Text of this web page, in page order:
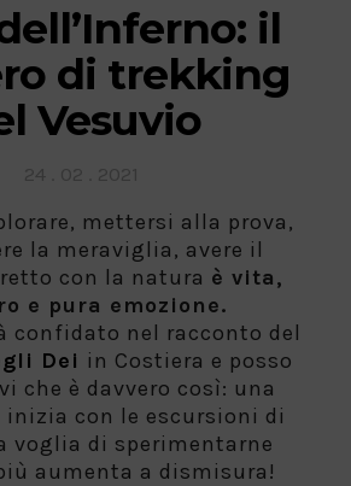
il
di trekking
Vesuvio
mettersi alla prova,
la meraviglia, avere il
con la natura è vita,
e pura emozione.
confidato nel racconto del
Dei in Costiera e posso
che è davvero così: una
con le escursioni di
voglia di sperimentarne
aumenta a dismisura!